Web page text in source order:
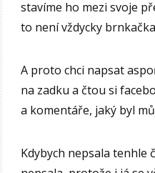
stavíme ho mezi svoje
to není vždycky
A proto chci napsat
na zadku a čtou si
a komentáře, jaký byl
Kdybych nepsala tenhle